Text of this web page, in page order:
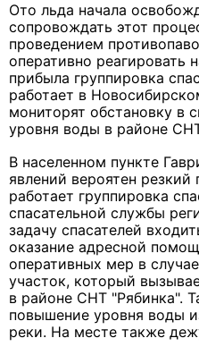
Ото льда начала
сопровождать этот
проведением
оперативно реагировать
прибыла группировка
работает в
мониторят обстановку в
уровня воды в районе
В населенном пункте
явлений вероятен
работает группировка
спасательной службы
задачу спасателей
оказание адресной
оперативных мер в
участок, который
в районе СНТ "Рябинка".
повышение уровня воды
реки. На месте также